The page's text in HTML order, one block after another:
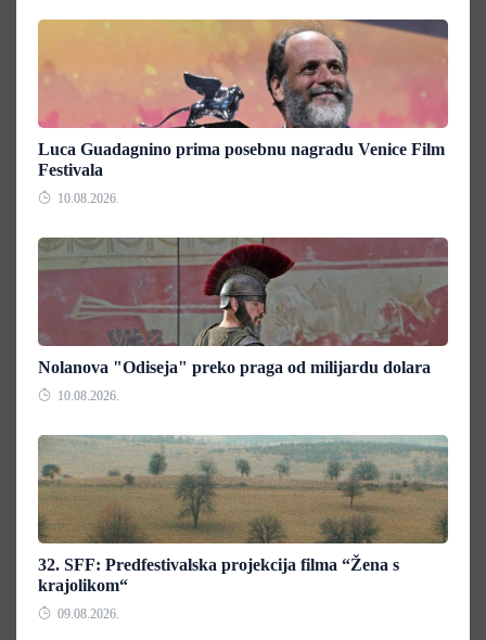
Luca Guadagnino prima posebnu nagradu Venice Film
Festivala
10.08.2026.
Nolanova "Odiseja" preko praga od milijardu dolara
10.08.2026.
32. SFF: Predfestivalska projekcija filma “Žena s
krajolikom“
09.08.2026.